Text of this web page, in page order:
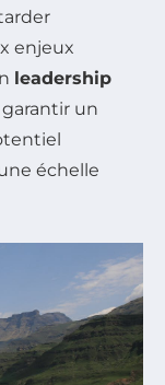
enjeux
leadership
un
échelle